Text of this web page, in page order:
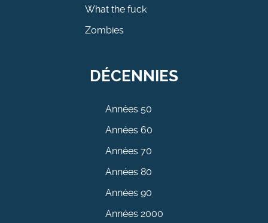
What the fuck
Zombies
DÉCENNIES
Années 50
Années 60
Années 70
Années 80
Années 90
Années 2000